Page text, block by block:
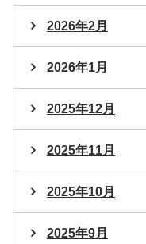
2026年2月
2026年1月
2025年12月
2025年11月
2025年10月
2025年9月